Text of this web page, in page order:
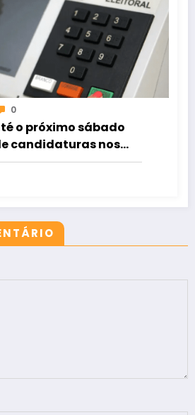
0
o próximo sábado
candidaturas nos